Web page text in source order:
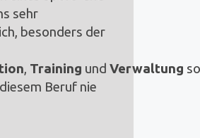
sehr
besonders der
, Training und Verwaltung
Beruf nie